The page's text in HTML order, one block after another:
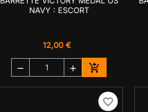
 Aperçu rapide
NAVY : ESCORT
12,00 €
  
Ajouter au
favorite_border